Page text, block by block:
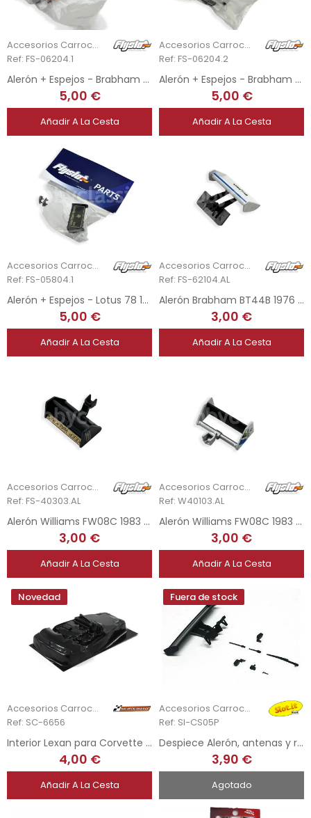
Accesorios Carrocería
Ref: FS-06204.1
Alerón + Espejos - Brabham BT44 1974 - J. Watson
5,00 €
Añadir A La Cesta
Accesorios Carrocería
Ref: FS-06204.2
Alerón + Espejos - Brabham BT44B 1975 - C. Pace
5,00 €
Añadir A La Cesta
Accesorios Carrocería
Ref: FS-05804.1
Alerón + Espejos - Lotus 78 1978 - R. Peterson
5,00 €
Añadir A La Cesta
Accesorios Carrocería
Ref: FS-62104.AL
Alerón Brabham BT44B 1976 - R. Stommelen
3,00 €
Añadir A La Cesta
Accesorios Carrocería
Ref: FS-40303.AL
Alerón Williams FW08C 1983 - Johnny Walker Edition
3,00 €
Añadir A La Cesta
Accesorios Carrocería
Ref: W40103.AL
Alerón Williams FW08C 1983 - K. Rosberg
3,00 €
Añadir A La Cesta
Novedad
Accesorios Carrocería
Ref: SC-6656
Interior Lexan para Corvette C7R / Callaway GT3
4,00 €
Añadir A La Cesta
Fuera de stock
Accesorios Carrocería
Ref: SI-CS05P
Despiece Alerón, antenas y retrovisores - Sauber C9
3,90 €
Agotado